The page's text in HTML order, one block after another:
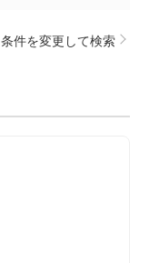
条件を変更して検索